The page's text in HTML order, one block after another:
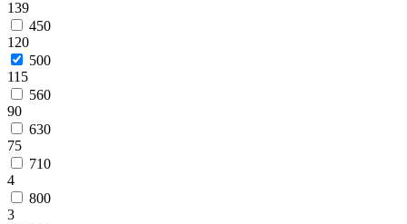
139
450
120
500
115
560
90
630
75
710
4
800
3